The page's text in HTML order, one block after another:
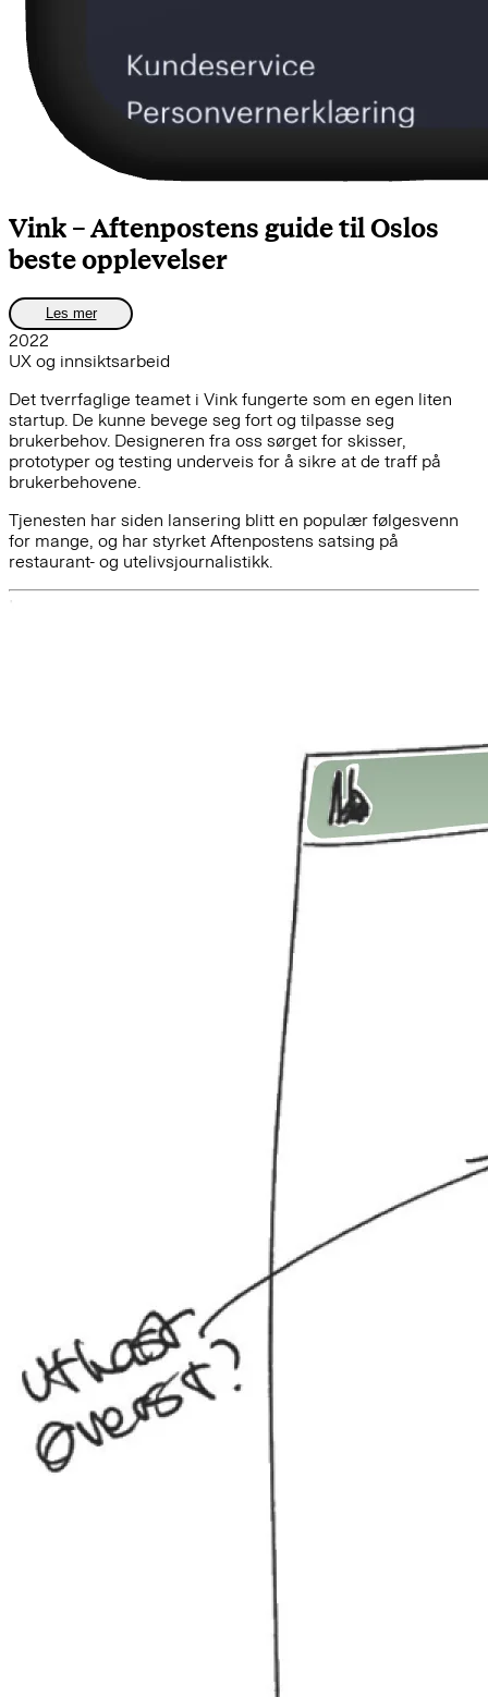
Vink – Aftenpostens guide til Oslos
beste opplevelser
Les mer
2022
UX og innsiktsarbeid
Det tverrfaglige teamet i Vink fungerte som en egen liten
startup. De kunne bevege seg fort og tilpasse seg
brukerbehov. Designeren fra oss sørget for skisser,
prototyper og testing underveis for å sikre at de traff på
brukerbehovene.
Tjenesten har siden lansering blitt en populær følgesvenn
for mange, og har styrket Aftenpostens satsing på
restaurant- og utelivsjournalistikk.